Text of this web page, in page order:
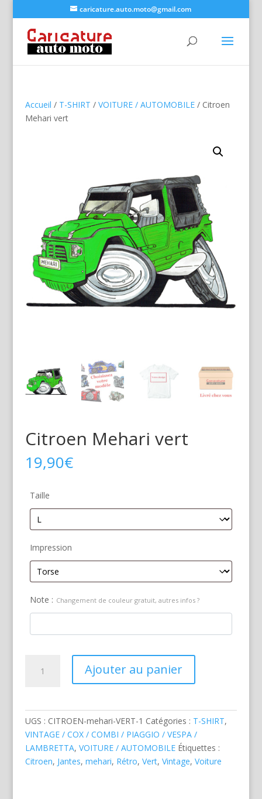
caricature.auto.moto@gmail.com
Accueil / T-SHIRT / VOITURE / AUTOMOBILE/ Citroen
Mehari vert
Citroen Mehari vert
19,90€
Taille
Impression
Note : Changement de couleur gratuit, autres infos ?
Ajouter au panier
UGS : CITROEN-mehari-VERT-1 Catégories : T-SHIRT,
VINTAGE / COX / COMBI / PIAGGIO / VESPA /
LAMBRETTA, VOITURE / AUTOMOBILE Étiquettes :
Citroen, Jantes, mehari, Rétro, Vert, Vintage, Voiture